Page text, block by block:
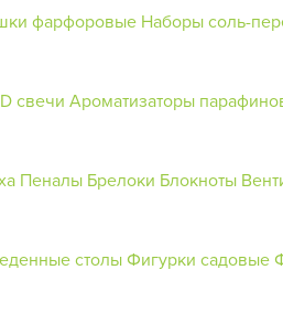
фарфоровые Наборы соль-
свечи Ароматизаторы
Пеналы Брелоки Блокноты
столыФигурки садовые